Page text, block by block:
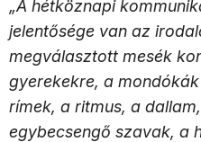
„A hétköznapi
jelentősége van az
megválasztott mesék
gyerekekre, a
rímek, a ritmus, a
egybecsengő szavak, a